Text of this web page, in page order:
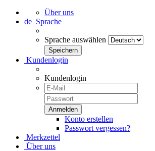
Über uns
de Sprache
Sprache auswählen
Kundenlogin
Kundenlogin
Konto erstellen
Passwort vergessen?
Merkzettel
Über uns